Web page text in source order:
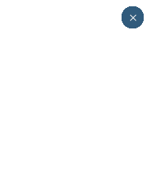
×
×
×
×
×
×
×
×
×
×
×
×